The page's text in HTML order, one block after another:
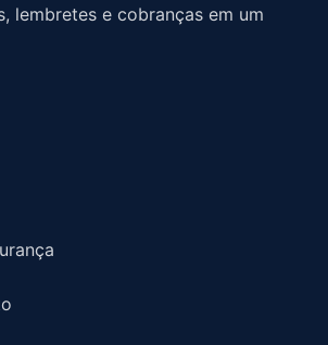
lembretes e cobranças em um